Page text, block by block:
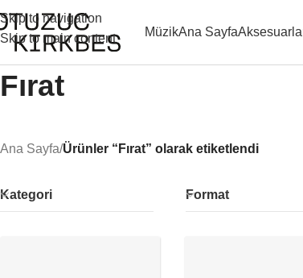
Skip to navigation
Skip to main content
MüzikAna Sayfa
Fırat
Ana Sayfa/Ürünler “Fırat” olarak etiketlendi
Kategori Format